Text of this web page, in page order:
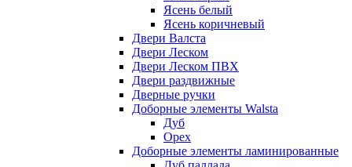
Ясень белый
Ясень коричневый
Двери Валста
Двери Леском
Двери Леском ПВХ
Двери раздвижные
Дверные ручки
Доборные элементы Walsta
Дуб
Орех
Доборные элементы ламинированные